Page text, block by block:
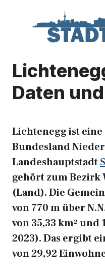
Daten
Lichtenegg ist
Bundesland
Landeshauptstadt
gehört zum Bezirk
(Land). Die
von 770 m über
von 35,33 km² und
2023). Das ergibt
von 29,92